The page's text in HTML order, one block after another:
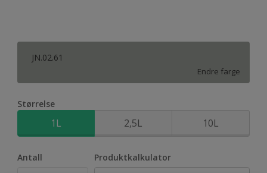
JN.02.61
Endre farge
Størrelse
1L 2,5L 10L
Antall Produktkalkulator